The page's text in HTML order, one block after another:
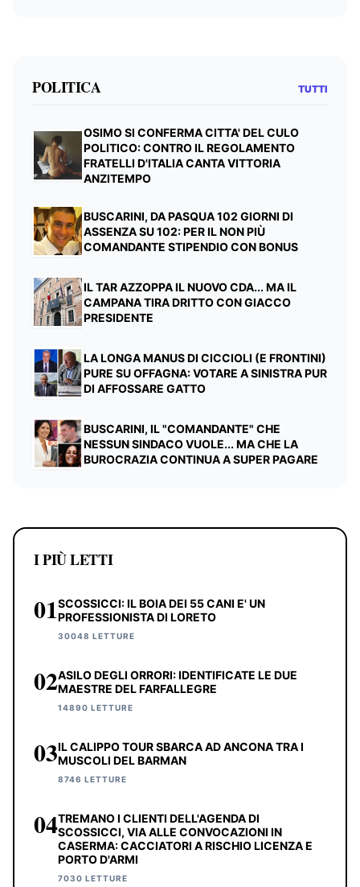
POLITICA TUTTI
OSIMO SI CONFERMA CITTA' DEL CULO
POLITICO: CONTRO IL REGOLAMENTO
FRATELLI D'ITALIA CANTA VITTORIA
ANZITEMPO
BUSCARINI, DA PASQUA 102 GIORNI DI
ASSENZA SU 102: PER IL NON PIÙ
COMANDANTE STIPENDIO CON BONUS
IL TAR AZZOPPA IL NUOVO CDA... MA IL
CAMPANA TIRA DRITTO CON GIACCO
PRESIDENTE
LA LONGA MANUS DI CICCIOLI (E FRONTINI)
PURE SU OFFAGNA: VOTARE A SINISTRA PUR
DI AFFOSSARE GATTO
BUSCARINI, IL "COMANDANTE" CHE
NESSUN SINDACO VUOLE... MA CHE LA
BUROCRAZIA CONTINUA A SUPER PAGARE
I PIÙ LETTI
01SCOSSICCI: IL BOIA DEI 55 CANI E' UN
PROFESSIONISTA DI LORETO
30048 LETTURE
02ASILO DEGLI ORRORI: IDENTIFICATE LE DUE
MAESTRE DEL FARFALLEGRE
14890 LETTURE
03IL CALIPPO TOUR SBARCA AD ANCONA TRA I
MUSCOLI DEL BARMAN
8746 LETTURE
04TREMANO I CLIENTI DELL'AGENDA DI
SCOSSICCI, VIA ALLE CONVOCAZIONI IN
CASERMA: CACCIATORI A RISCHIO LICENZA E
PORTO D'ARMI
7030 LETTURE